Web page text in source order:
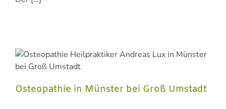
Osteopathie in Münster bei Groß Umstadt